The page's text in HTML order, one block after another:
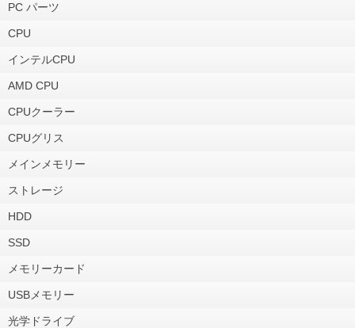
PC パーツ
CPU
インテルCPU
AMD CPU
CPUクーラー
CPUグリス
メインメモリー
ストレージ
HDD
SSD
メモリーカード
USBメモリー
光学ドライブ